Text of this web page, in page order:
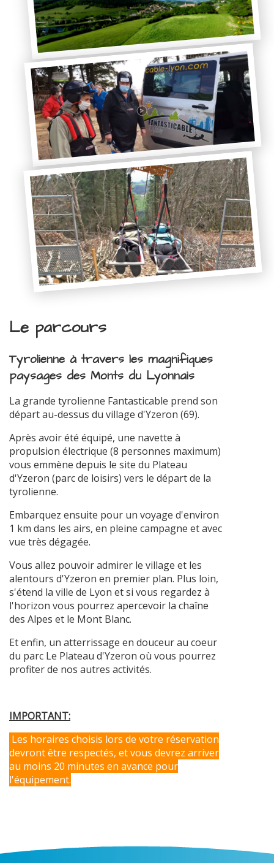
Le parcours
Tyrolienne à travers les magnifiques
paysages des Monts du Lyonnais
La grande tyrolienne Fantasticable prend son
départ au-dessus du village d'Yzeron (69).
Après avoir été équipé, une navette à
propulsion électrique (8 personnes maximum)
vous emmène depuis le site du Plateau
d'Yzeron (parc de loisirs) vers le départ de la
tyrolienne.
Embarquez ensuite pour un voyage d'environ
1 km dans les airs, en pleine campagne et avec
vue très dégagée.
Vous allez pouvoir admirer le village et les
alentours d'Yzeron en premier plan. Plus loin,
s'étend la ville de Lyon et si vous regardez à
l'horizon vous pourrez apercevoir la chaîne
des Alpes et le Mont Blanc.
Et enfin, un atterrissage en douceur au coeur
du parc Le Plateau d'Yzeron où vous pourrez
profiter de nos autres activités.
IMPORTANT:
Les horaires choisis lors de votre réservation
devront être respectés, et vous devrez arriver
au moins 20 minutes en avance pour
l'équipement.